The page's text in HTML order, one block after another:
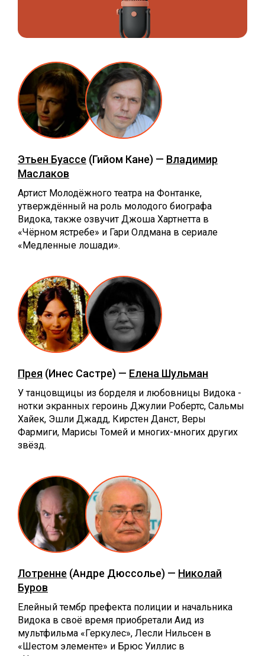
Этьен Буассе (Гийом Кане) — Владимир
Маслаков
Артист Молодёжного театра на Фонтанке,
утверждённый на роль молодого биографа
Видока, также озвучит Джоша Хартнетта в
«Чёрном ястребе» и Гари Олдмана в сериале
«Медленные лошади».
Прея (Инес Састре) — Елена Шульман
У танцовщицы из борделя и любовницы Видока -
нотки экранных героинь Джулии Робертс, Сальмы
Хайек, Эшли Джадд, Кирстен Данст, Веры
Фармиги, Марисы Томей и многих-многих других
звёзд.
Лотренне (Андре Дюссолье) — Николай
Буров
Елейный тембр префекта полиции и начальника
Видока в своё время приобретали Аид из
мультфильма «Геркулес», Лесли Нильсен в
«Шестом элементе» и Брюс Уиллис в